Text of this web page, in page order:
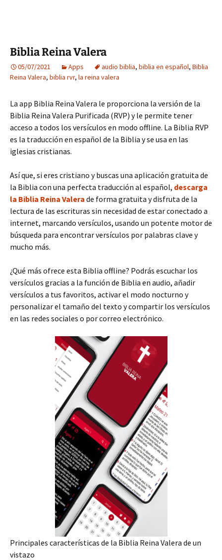
Biblia Reina Valera
05/07/2021 Apps audio biblia, biblia en español, Biblia
Reina Valera, biblia rvr, la reina valera
La app Biblia Reina Valera le proporciona la versión de la
Biblia Reina Valera Purificada (RVP) y le permite tener
acceso a todos los versículos en modo offline. La Biblia RVP
es la traducción en español de la Biblia y se usa en las
iglesias cristianas.
Así que, si eres cristiano y buscas una aplicación gratuita de
la Biblia con una perfecta traducción al español, descarga
la Biblia Reina Valera de forma gratuita y disfruta de la
lectura de las escrituras sin necesidad de estar conectado a
internet, marcando versículos, usando un potente motor de
búsqueda para encontrar versículos por palabras clave y
mucho más.
¿Qué más ofrece esta Biblia offline? Podrás escuchar los
versículos gracias a la función de Biblia en audio, añadir
versículos a tus favoritos, activar el modo nocturno y
personalizar el tamaño del texto y compartir los versículos
en las redes sociales o por correo electrónico.
Principales características de la Biblia Reina Valera de un
vistazo